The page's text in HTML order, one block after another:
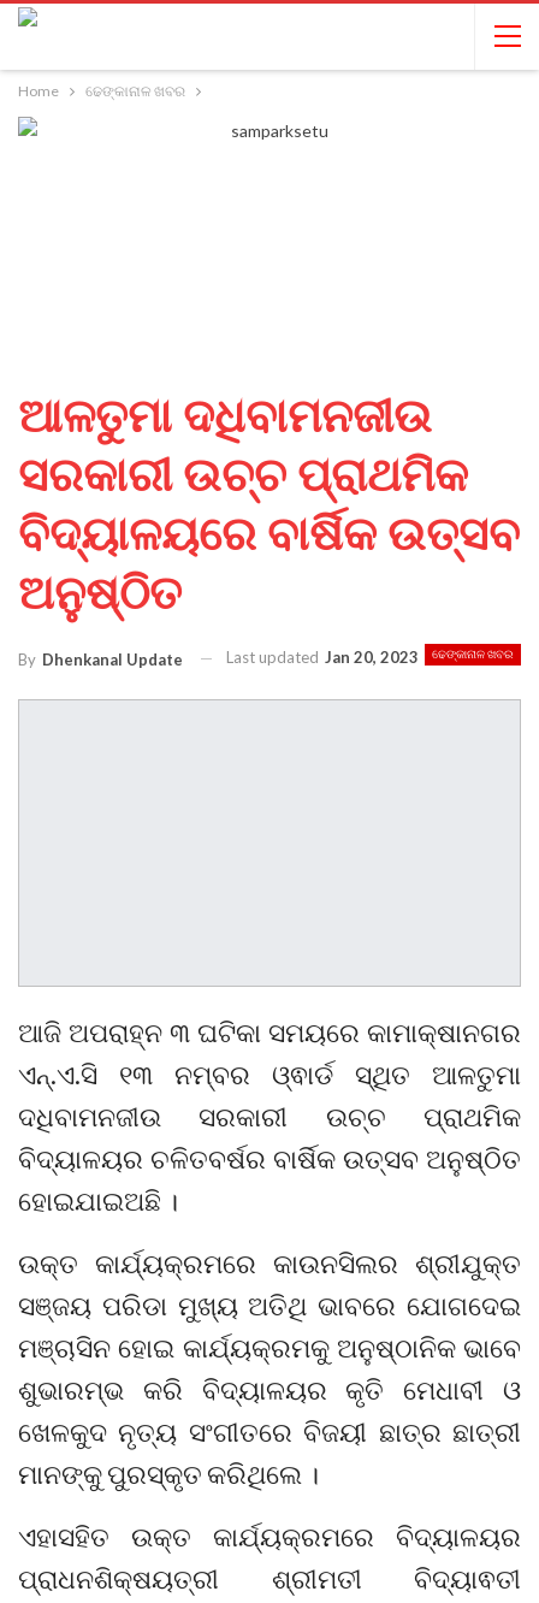
Home ଢେଙ୍କାନାଳ ଖବର
ଆଳତୁମା ଦଧିବାମନଜୀଉ
ସରକାରୀ ଉଚ୍ଚ ପ୍ରାଥମିକ
ବିଦ୍ୟାଳୟରେ ବାର୍ଷିକ ଉତ୍ସବ
ଅନୁଷ୍ଠିତ
ଢେଙ୍କାନାଳ ଖବର
By Dhenkanal Update Last updated Jan 20, 2023
ଆଜି ଅପରାହ୍ନ ୩ ଘଟିକା ସମୟରେ କାମାକ୍ଷାନଗର
ଏନ୍.ଏ.ସି ୧୩ ନମ୍ବର ଓ୍ଵାର୍ଡ ସ୍ଥିତ ଆଳତୁମା
ଦଧିବାମନଜୀଉ ସରକାରୀ ଉଚ୍ଚ ପ୍ରାଥମିକ
ବିଦ୍ୟାଳୟର ଚଳିତବର୍ଷର ବାର୍ଷିକ ଉତ୍ସବ ଅନୁଷ୍ଠିତ
ହୋଇଯାଇଅଛି ।
ଉକ୍ତ କାର୍ଯ୍ୟକ୍ରମରେ କାଉନସିଲର ଶ୍ରୀଯୁକ୍ତ
ସଞ୍ଜୟ ପରିଡା ମୁଖ୍ୟ ଅତିଥି ଭାବରେ ଯୋଗଦେଇ
ମଞ୍ଚାସିନ ହୋଇ କାର୍ଯ୍ୟକ୍ରମକୁ ଅନୁଷ୍ଠାନିକ ଭାବେ
ଶୁଭାରମ୍ଭ କରି ବିଦ୍ୟାଳୟର କୃତି ମେଧାବୀ ଓ
ଖେଳକୁଦ ନୃତ୍ୟ ସଂଗୀତରେ ବିଜୟୀ ଛାତ୍ର ଛାତ୍ରୀ
ମାନଙ୍କୁ ପୁରସ୍କୃତ କରିଥିଲେ ।
ଏହାସହିତ ଉକ୍ତ କାର୍ଯ୍ୟକ୍ରମରେ ବିଦ୍ୟାଳୟର
ପ୍ରାଧନଶିକ୍ଷୟତ୍ରୀ ଶ୍ରୀମତୀ ବିଦ୍ୟାଵତୀ